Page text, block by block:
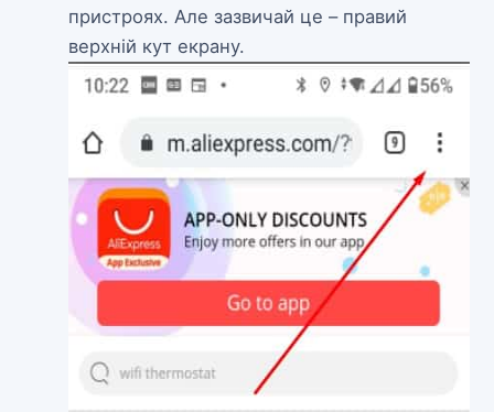
пристроях. Але зазвичай це – правий
верхній кут екрану.